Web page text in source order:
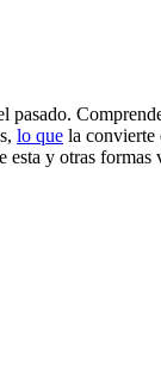
pasado.
lo que la convierte
y otras formas